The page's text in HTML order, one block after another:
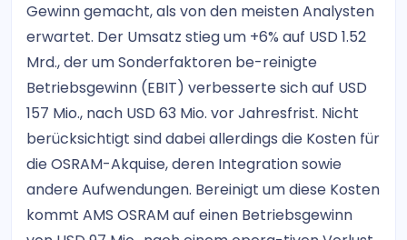
Gewinn gemacht, als von den meisten Analysten
erwartet. Der Umsatz stieg um +6% auf USD 1.52
Mrd., der um Sonderfaktoren be-reinigte
Betriebsgewinn (EBIT) verbesserte sich auf USD
157 Mio., nach USD 63 Mio. vor Jahresfrist. Nicht
berücksichtigt sind dabei allerdings die Kosten für
die OSRAM-Akquise, deren Integration sowie
andere Aufwendungen. Bereinigt um diese Kosten
kommt AMS OSRAM auf einen Betriebsgewinn